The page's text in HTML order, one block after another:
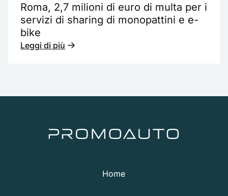
Roma, 2,7 milioni di euro di multa per i
servizi di sharing di monopattini e e-
bike
Leggi di più
Home